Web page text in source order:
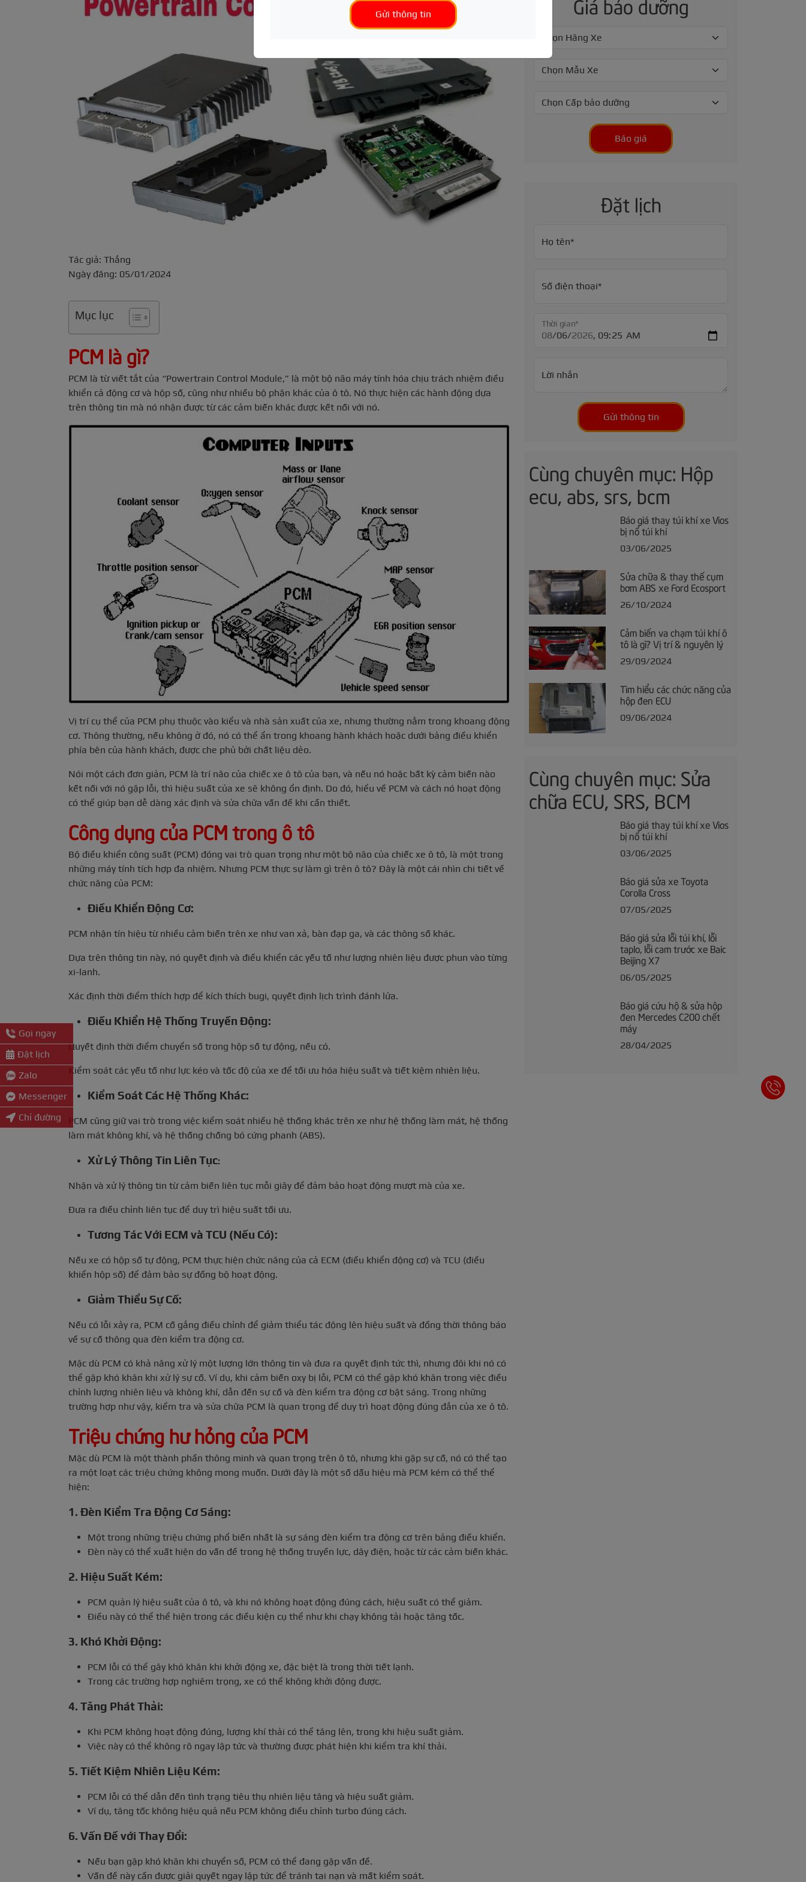
Gửi thông tin
Tác giả: Thắng
Ngày đăng: 05/01/2024
Mục lục
PCM là gì?
PCM là từ viết tắt của “Powertrain Control Module,” là một bộ não máy tính hóa chịu trách nhiệm điều
khiển cả động cơ và hộp số, cũng như nhiều bộ phận khác của ô tô. Nó thực hiện các hành động dựa
trên thông tin mà nó nhận được từ các cảm biến khác được kết nối với nó.
Vị trí cụ thể của PCM phụ thuộc vào kiểu và nhà sản xuất của xe, nhưng thường nằm trong khoang động
cơ. Thông thường, nếu không ở đó, nó có thể ẩn trong khoang hành khách hoặc dưới bảng điều khiển
phía bên của hành khách, được che phủ bởi chất liệu dẻo.
Nói một cách đơn giản, PCM là trí não của chiếc xe ô tô của bạn, và nếu nó hoặc bất kỳ cảm biến nào
kết nối với nó gặp lỗi, thì hiệu suất của xe sẽ không ổn định. Do đó, hiểu về PCM và cách nó hoạt động
có thể giúp bạn dễ dàng xác định và sửa chữa vấn đề khi cần thiết.
Công dụng của PCM trong ô tô
Bộ điều khiển công suất (PCM) đóng vai trò quan trọng như một bộ não của chiếc xe ô tô, là một trong
những máy tính tích hợp đa nhiệm. Nhưng PCM thực sự làm gì trên ô tô? Đây là một cái nhìn chi tiết về
chức năng của PCM:
Điều Khiển Động Cơ:
PCM nhận tín hiệu từ nhiều cảm biến trên xe như van xả, bàn đạp ga, và các thông số khác.
Dựa trên thông tin này, nó quyết định và điều khiển các yếu tố như lượng nhiên liệu được phun vào từng
xi-lanh.
Xác định thời điểm thích hợp để kích thích bugi, quyết định lịch trình đánh lửa.
Điều Khiển Hệ Thống Truyền Động:
Quyết định thời điểm chuyển số trong hộp số tự động, nếu có.
Kiểm soát các yếu tố như lực kéo và tốc độ của xe để tối ưu hóa hiệu suất và tiết kiệm nhiên liệu.
Kiểm Soát Các Hệ Thống Khác:
PCM cũng giữ vai trò trong việc kiểm soát nhiều hệ thống khác trên xe như hệ thống làm mát, hệ thống
làm mát không khí, và hệ thống chống bó cứng phanh (ABS).
Xử Lý Thông Tin Liên Tục:
Nhận và xử lý thông tin từ cảm biến liên tục mỗi giây để đảm bảo hoạt động mượt mà của xe.
Đưa ra điều chỉnh liên tục để duy trì hiệu suất tối ưu.
Tương Tác Với ECM và TCU (Nếu Có):
Nếu xe có hộp số tự động, PCM thực hiện chức năng của cả ECM (điều khiển động cơ) và TCU (điều
khiển hộp số) để đảm bảo sự đồng bộ hoạt động.
Giảm Thiểu Sự Cố:
Nếu có lỗi xảy ra, PCM cố gắng điều chỉnh để giảm thiểu tác động lên hiệu suất và đồng thời thông báo
về sự cố thông qua đèn kiểm tra động cơ.
Mặc dù PCM có khả năng xử lý một lượng lớn thông tin và đưa ra quyết định tức thì, nhưng đôi khi nó có
thể gặp khó khăn khi xử lý sự cố. Ví dụ, khi cảm biến oxy bị lỗi, PCM có thể gặp khó khăn trong việc điều
chỉnh lượng nhiên liệu và không khí, dẫn đến sự cố và đèn kiểm tra động cơ bật sáng. Trong những
trường hợp như vậy, kiểm tra và sửa chữa PCM là quan trọng để duy trì hoạt động đúng đắn của xe ô tô.
Triệu chứng hư hỏng của PCM
Mặc dù PCM là một thành phần thông minh và quan trọng trên ô tô, nhưng khi gặp sự cố, nó có thể tạo
ra một loạt các triệu chứng không mong muốn. Dưới đây là một số dấu hiệu mà PCM kém có thể thể
hiện:
1. Đèn Kiểm Tra Động Cơ Sáng:
Một trong những triệu chứng phổ biến nhất là sự sáng đèn kiểm tra động cơ trên bảng điều khiển.
Đèn này có thể xuất hiện do vấn đề trong hệ thống truyền lực, dây điện, hoặc từ các cảm biến khác.
2. Hiệu Suất Kém:
PCM quản lý hiệu suất của ô tô, và khi nó không hoạt động đúng cách, hiệu suất có thể giảm.
Điều này có thể thể hiện trong các điều kiện cụ thể như khi chạy không tải hoặc tăng tốc.
3. Khó Khởi Động:
PCM lỗi có thể gây khó khăn khi khởi động xe, đặc biệt là trong thời tiết lạnh.
Trong các trường hợp nghiêm trọng, xe có thể không khởi động được.
4. Tăng Phát Thải:
Khi PCM không hoạt động đúng, lượng khí thải có thể tăng lên, trong khi hiệu suất giảm.
Việc này có thể không rõ ngay lập tức và thường được phát hiện khi kiểm tra khí thải.
5. Tiết Kiệm Nhiên Liệu Kém:
PCM lỗi có thể dẫn đến tình trạng tiêu thụ nhiên liệu tăng và hiệu suất giảm.
Ví dụ, tăng tốc không hiệu quả nếu PCM không điều chỉnh turbo đúng cách.
6. Vấn Đề với Thay Đổi:
Nếu bạn gặp khó khăn khi chuyển số, PCM có thể đang gặp vấn đề.
Vấn đề này cần được giải quyết ngay lập tức để tránh tai nạn và mất kiểm soát.
Giá bảo dưỡng
Báo giá
Đặt lịch
Họ tên*
Số điện thoại*
Thời gian*
Lời nhắn
Gửi thông tin
Cùng chuyên mục: Hộp
ecu, abs, srs, bcm
Báo giá thay túi khí xe Vios
bị nổ túi khí
03/06/2025
Sửa chữa & thay thế cụm
bơm ABS xe Ford Ecosport
26/10/2024
Cảm biến va chạm túi khí ô
tô là gì? Vị trí & nguyên lý
29/09/2024
Tìm hiểu các chức năng của
hộp đen ECU
09/06/2024
Cùng chuyên mục: Sửa
chữa ECU, SRS, BCM
Báo giá thay túi khí xe Vios
bị nổ túi khí
03/06/2025
Báo giá sửa xe Toyota
Corolla Cross
07/05/2025
Báo giá sửa lỗi túi khí, lỗi
taplo, lỗi cam trước xe Baic
Beijing X7
06/05/2025
Báo giá cứu hộ & sửa hộp
đen Mercedes C200 chết
máy
28/04/2025
Gọi ngay
Đặt lịch
Zalo
Messenger
Chỉ đường